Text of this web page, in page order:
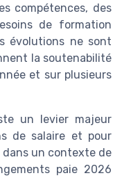
compétences, des
de formation
évolutions ne sont
la soutenabilité
et sur plusieurs
un levier majeur
de salaire et pour
dans un contexte de
paie 2026